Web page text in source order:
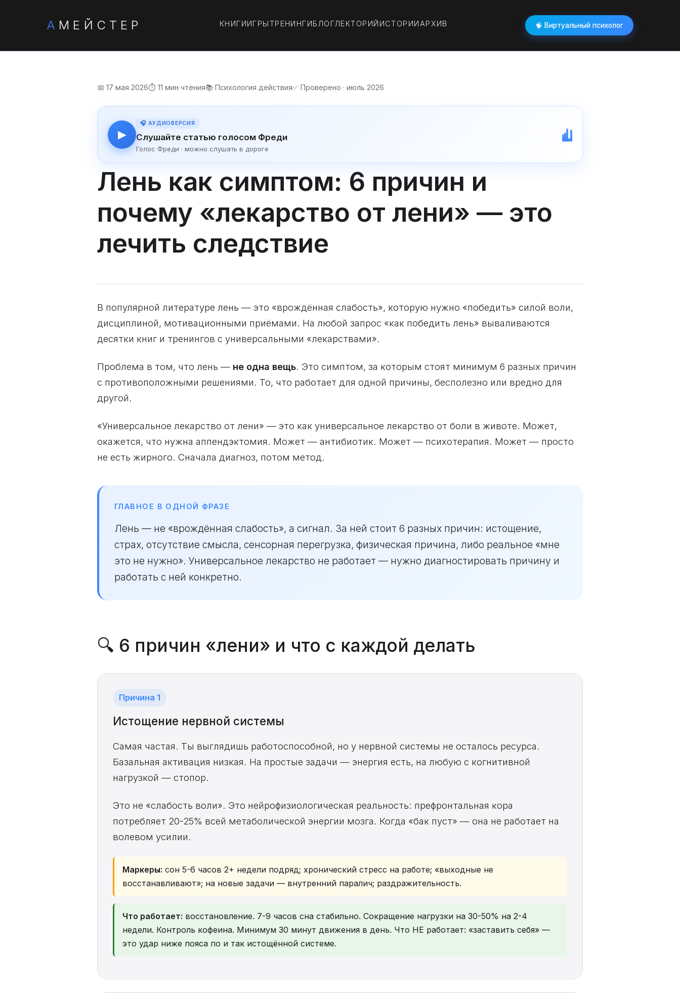
А МЕЙСТЕР КНИГИИГРЫТРЕНИНГИБЛОГЛЕКТОРИЙ ИСТОРИИ АРХИВ 🧠 Виртуальный психолог
📅 17 мая 2026⏱️ 11 мин чтения📚 Психология действия✅ Проверено · июль 2026
▶
🎧 АУДИОВЕРСИЯ
Слушайте статью голосом Фреди
Голос Фреди · можно слушать в дороге
Лень как симптом: 6 причин и
почему «лекарство от лени» — это
лечить следствие
В популярной литературе лень — это «врождённая слабость», которую нужно «победить» силой воли,
дисциплиной, мотивационными приёмами. На любой запрос «как победить лень» вываливаются
десятки книг и тренингов с универсальными «лекарствами».
Проблема в том, что лень — не одна вещь. Это симптом, за которым стоят минимум 6 разных причин
с противоположными решениями. То, что работает для одной причины, бесполезно или вредно для
другой.
«Универсальное лекарство от лени» — это как универсальное лекарство от боли в животе. Может,
окажется, что нужна аппендэктомия. Может — антибиотик. Может — психотерапия. Может — просто
не есть жирного. Сначала диагноз, потом метод.
ГЛАВНОЕ В ОДНОЙ ФРАЗЕ
Лень — не «врождённая слабость», а сигнал. За ней стоит 6 разных причин: истощение,
страх, отсутствие смысла, сенсорная перегрузка, физическая причина, либо реальное «мне
это не нужно». Универсальное лекарство не работает — нужно диагностировать причину и
работать с ней конкретно.
🔍 6 причин «лени» и что с каждой делать
Причина 1
Истощение нервной системы
Самая частая. Ты выглядишь работоспособной, но у нервной системы не осталось ресурса.
Базальная активация низкая. На простые задачи — энергия есть, на любую с когнитивной
нагрузкой — стопор.
Это не «слабость воли». Это нейрофизиологическая реальность: префронтальная кора
потребляет 20-25% всей метаболической энергии мозга. Когда «бак пуст» — она не работает на
волевом усилии.
Маркеры: сон 5-6 часов 2+ недели подряд; хронический стресс на работе; «выходные не
восстанавливают»; на новые задачи — внутренний паралич; раздражительность.
Что работает: восстановление. 7-9 часов сна стабильно. Сокращение нагрузки на 30-50% на 2-4
недели. Контроль кофеина. Минимум 30 минут движения в день. Что НЕ работает: «заставить себя» —
это удар ниже пояса по и так истощённой системе.